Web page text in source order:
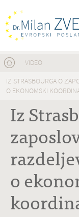
Nahajate se tukaj
VIDEO
IZ STRASBOURGA O
O EKONOMSKI
Iz
o